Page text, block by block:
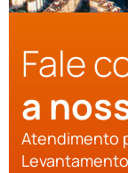
Fale
a
Atendimento